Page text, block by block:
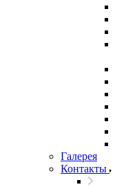
Галерея
Контакты